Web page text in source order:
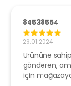
84538554
29.01.2024
Ürününe
gönderen,
için